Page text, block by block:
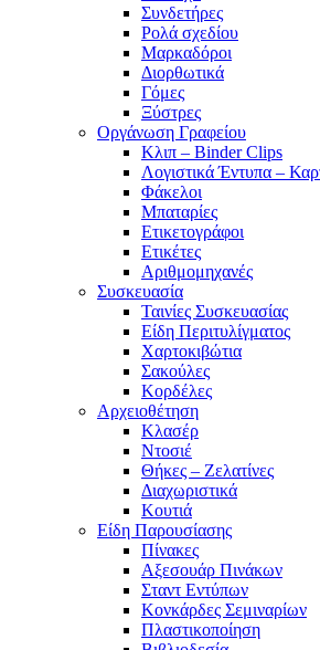
Συνδετήρες
Ρολά σχεδίου
Μαρκαδόροι
Διορθωτικά
Γόμες
Ξύστρες
Οργάνωση Γραφείου
Κλιπ – Binder Clips
Λογιστικά Έντυπα –
Φάκελοι
Μπαταρίες
Ετικετογράφοι
Ετικέτες
Αριθμομηχανές
Συσκευασία
Ταινίες Συσκευασίας
Είδη Περιτυλίγματος
Χαρτοκιβώτια
Σακούλες
Κορδέλες
Αρχειοθέτηση
Κλασέρ
Ντοσιέ
Θήκες – Ζελατίνες
Διαχωριστικά
Κουτιά
Είδη Παρουσίασης
Πίνακες
Αξεσουάρ Πινάκων
Σταντ Εντύπων
Κονκάρδες Σεμιναρίων
Πλαστικοποίηση